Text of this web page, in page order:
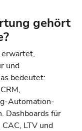
gehört
erwartet,
und
bedeutet:
Automation-
Dashboards für
LTV und